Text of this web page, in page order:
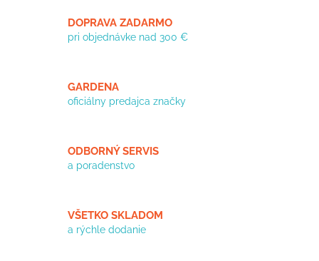
p
i
DOPRAVA ZADARMO
pri objednávke nad 300 €
GARDENA
oficiálny predajca značky
ODBORNÝ SERVIS
a poradenstvo
VŠETKO SKLADOM
a rýchle dodanie